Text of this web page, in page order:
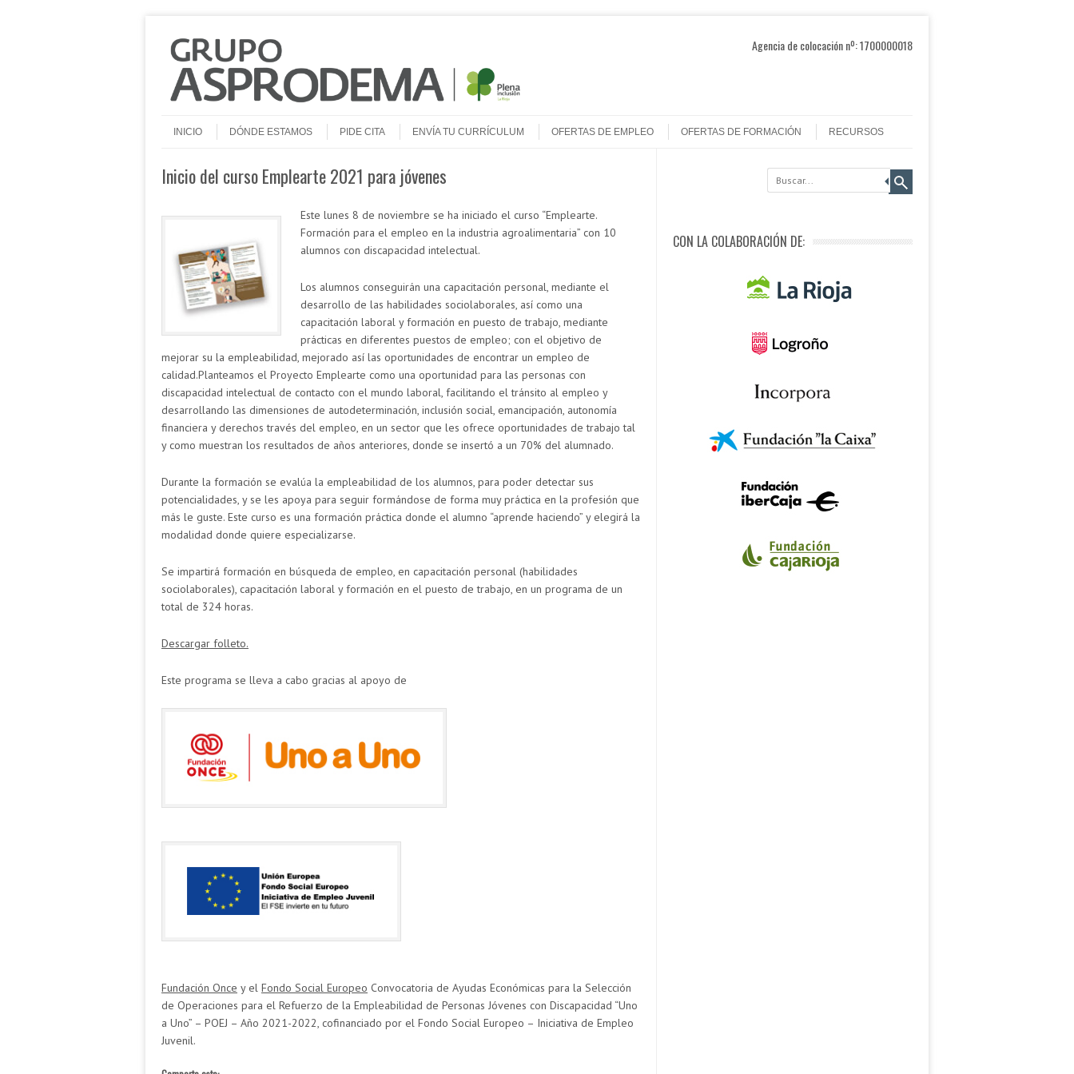
Agencia de colocación nº: 1700000018
Menú
INICIO
DÓNDE ESTAMOS PIDE CITA ENVÍA TU CURRÍCULUM OFERTAS DE EMPLEO OFERTAS DE FORMACIÓN RECURSOS
Inicio del curso Emplearte 2021 para jóvenes
Este lunes 8 de noviembre se ha iniciado el curso “Emplearte.
Formación para el empleo en la industria agroalimentaria” con 10
alumnos con discapacidad intelectual.
Los alumnos conseguirán una capacitación personal, mediante el
desarrollo de las habilidades sociolaborales, así como una
capacitación laboral y formación en puesto de trabajo, mediante
prácticas en diferentes puestos de empleo; con el objetivo de
mejorar su la empleabilidad, mejorado así las oportunidades de encontrar un empleo de
calidad.Planteamos el Proyecto Emplearte como una oportunidad para las personas con
discapacidad intelectual de contacto con el mundo laboral, facilitando el tránsito al empleo y
desarrollando las dimensiones de autodeterminación, inclusión social, emancipación, autonomía
financiera y derechos través del empleo, en un sector que les ofrece oportunidades de trabajo tal
y como muestran los resultados de años anteriores, donde se insertó a un 70% del alumnado.
Durante la formación se evalúa la empleabilidad de los alumnos, para poder detectar sus
potencialidades, y se les apoya para seguir formándose de forma muy práctica en la profesión que
más le guste. Este curso es una formación práctica donde el alumno “aprende haciendo” y elegirá la
modalidad donde quiere especializarse.
Se impartirá formación en búsqueda de empleo, en capacitación personal (habilidades
sociolaborales), capacitación laboral y formación en el puesto de trabajo, en un programa de un
total de 324 horas.
Descargar folleto.
Este programa se lleva a cabo gracias al apoyo de
Fundación Once y el Fondo Social Europeo Convocatoria de Ayudas Económicas para la Selección
de Operaciones para el Refuerzo de la Empleabilidad de Personas Jóvenes con Discapacidad “Uno
a Uno” – POEJ – Año 2021-2022, cofinanciado por el Fondo Social Europeo – Iniciativa de Empleo
Juvenil.
CON LA COLABORACIÓN DE: